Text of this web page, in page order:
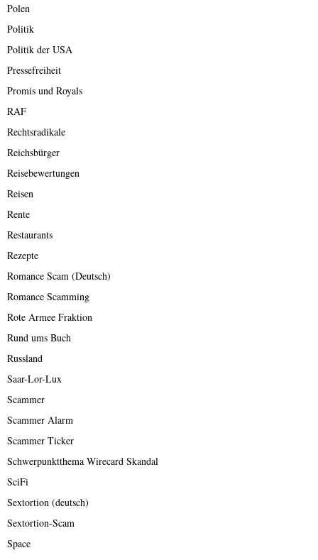
Polen
Politik
Politik der USA
Pressefreiheit
Promis und Royals
RAF
Rechtsradikale
Reichsbürger
Reisebewertungen
Reisen
Rente
Restaurants
Rezepte
Romance Scam (Deutsch)
Romance Scamming
Rote Armee Fraktion
Rund ums Buch
Russland
Saar-Lor-Lux
Scammer
Scammer Alarm
Scammer Ticker
Schwerpunktthema Wirecard Skandal
SciFi
Sextortion (deutsch)
Sextortion-Scam
Space